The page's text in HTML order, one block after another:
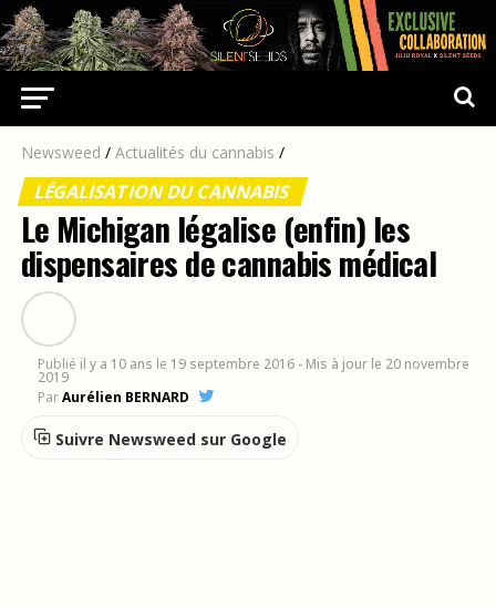
Newsweed / Actualités du cannabis /
LÉGALISATION DU CANNABIS
Le Michigan légalise (enfin) les
dispensaires de cannabis médical
Publié il y a 10 ans le 19 septembre 2016 - Mis à jour le 20 novembre
2019
ParAurélien BERNARD
Suivre Newsweed sur Google